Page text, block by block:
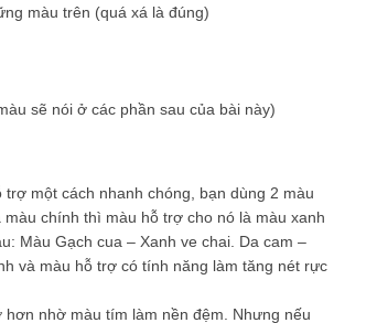
màu trên (quá xá là đúng)
sẽ nói ở các phần sau của bài này)
một cách nhanh chóng, bạn dùng 2 màu
chính thì màu hỗ trợ cho nó là màu xanh
Màu Gạch cua – Xanh ve chai. Da cam –
và màu hỗ trợ có tính năng làm tăng nét rực
nhờ màu tím làm nền đệm. Nhưng nếu